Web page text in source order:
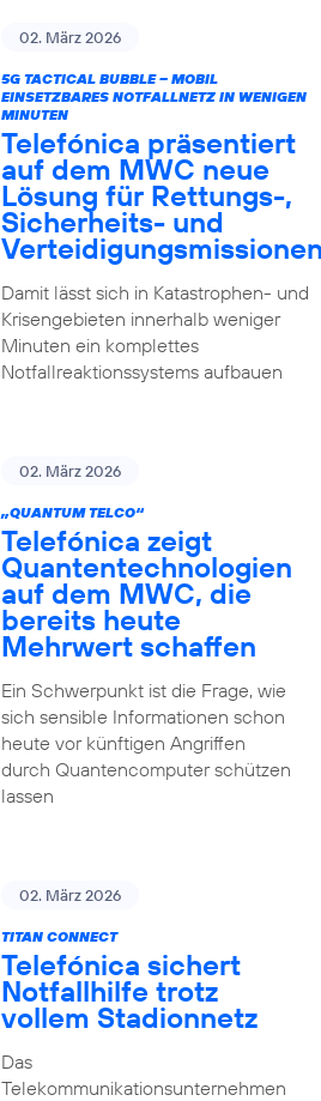
02. März 2026
5G TACTICAL BUBBLE – MOBIL
EINSETZBARES NOTFALLNETZ IN WENIGEN
MINUTEN
Telefónica präsentiert
auf dem MWC neue
Lösung für Rettungs-,
Sicherheits- und
Damit lässt sich in Katastrophen- und
Krisengebieten innerhalb weniger
Minuten ein komplettes
Notfallreaktionssystems aufbauen
02. März 2026
„QUANTUM TELCO“
Telefónica zeigt
Quanten­technologien
auf dem MWC, die
bereits heute
Mehrwert schaffen
Ein Schwerpunkt ist die Frage, wie
sich sensible Informationen schon
heute vor künftigen Angriffen
durch Quantencomputer schützen
lassen
02. März 2026
TITAN CONNECT
Telefónica sichert
Notfallhilfe trotz
vollem Stadionnetz
Das
Telekommunikationsunternehmen